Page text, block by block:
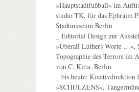
»Hauptstadtfußball« im
studio TK, für das Ephraim
Stadtmuseum Berlin
_ Editorial Design zur
»Überall Luthers Worte …«,
Topographie des Terrors im
von C. Kitta, Berlin
_ bis heute: Kreativdirektion
»SCHULZENS«,